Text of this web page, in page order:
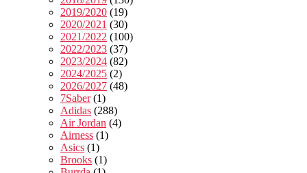
2019/2020 (19)
2020/2021 (30)
2021/2022 (100)
2022/2023 (37)
2023/2024 (82)
2024/2025 (2)
2026/2027 (48)
7Saber(1)
Adidas (288)
Air Jordan (4)
Airness (1)
Asics (1)
Brooks (1)